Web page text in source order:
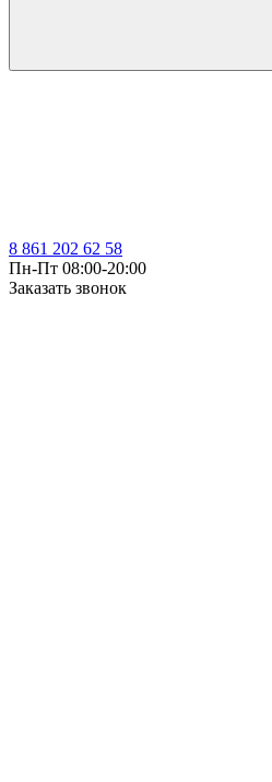
8 861 202 62 58
Пн-Пт 08:00-20:00
Заказать звонок